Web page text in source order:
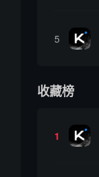
5
收藏榜
1